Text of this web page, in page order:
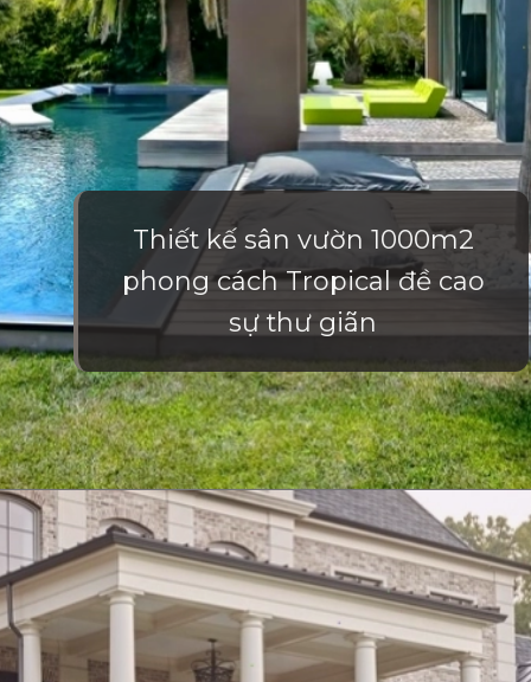
Thiết kế sân vườn 1000m2
phong cách Tropical đề cao
sự thư giãn
Đang mở https://vietnamxua.edu.vn/thiet-ke-nha-vuon-1000m2